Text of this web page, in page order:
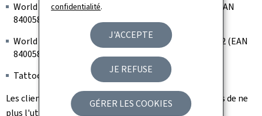
confidentialité.
J'ACCEPTE
JE REFUSE
GÉRER LES COOKIES
World Famous Limitless Tattoo Ink - Dark Green 2
(EAN
840058827767, batch 242006R)
World Famous Limitless Tattoo Ink - Light Green 1 v2(EAN
840058828368, batch 200404R)
Tattoo Ink, Model: SNDE-1 (Batch 20240801001)
Les clients en possession d'un de ces articles sont priés de ne
plus l'utiliser. Ils pourront contacter le point de vente